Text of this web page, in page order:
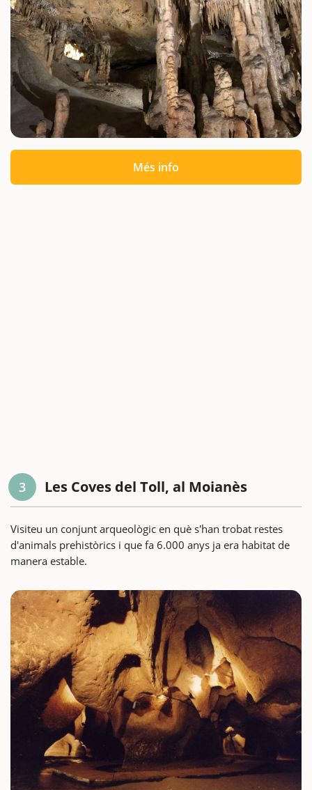
Més info
3 Les Coves del Toll, al Moianès
Visiteu un conjunt arqueològic en què s'han trobat restes
d'animals prehistòrics i que fa 6.000 anys ja era habitat de
manera estable.